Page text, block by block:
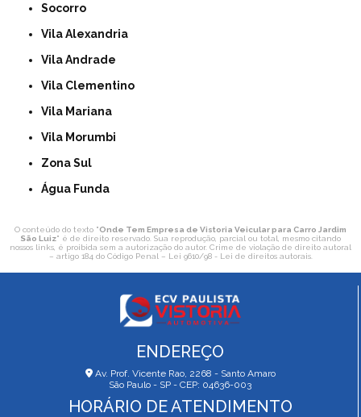
Socorro
Vila Alexandria
Vila Andrade
Vila Clementino
Vila Mariana
Vila Morumbi
Zona Sul
Água Funda
O conteúdo do texto "Onde Tem Empresa de Vistoria Veicular para Carro Jardim
São Luiz" é de direito reservado. Sua reprodução, parcial ou total, mesmo citando
nossos links, é proibida sem a autorização do autor. Crime de violação de direito autoral
– artigo 184 do Código Penal – Lei 9610/98 - Lei de direitos autorais.
ENDEREÇO
Av. Prof. Vicente Rao, 2268 - Santo Amaro
São Paulo - SP - CEP: 04636-003
HORÁRIO DE ATENDIMENTO